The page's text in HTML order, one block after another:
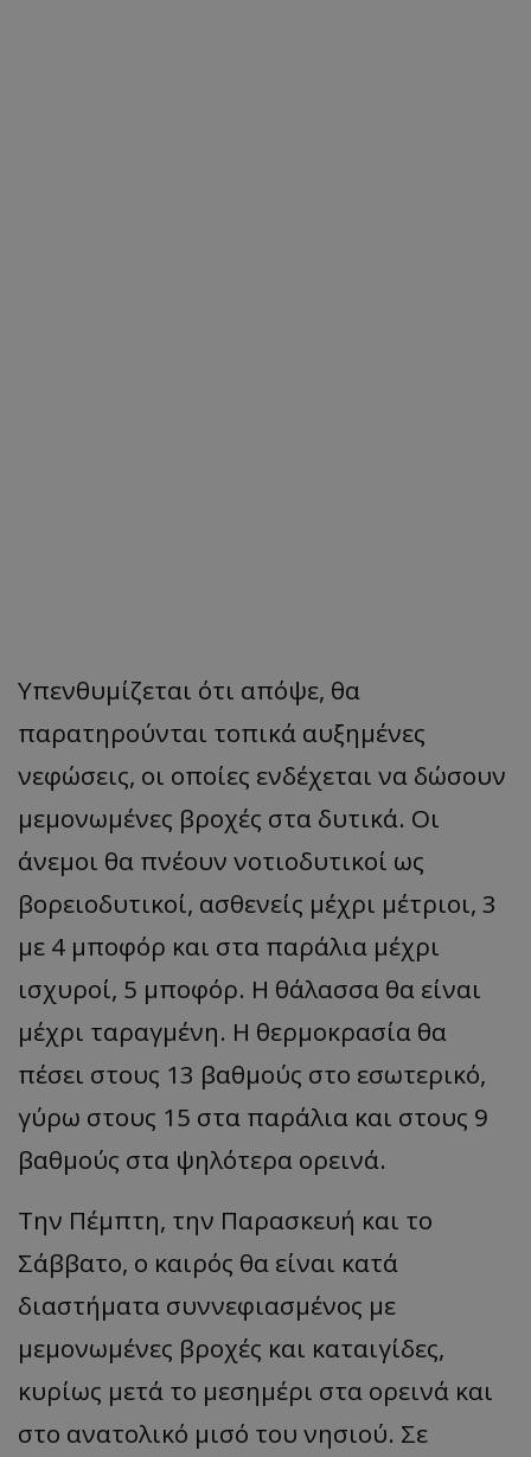
Υπενθυμίζεται ότι απόψε, θα
παρατηρούνται τοπικά αυξημένες
νεφώσεις, οι οποίες ενδέχεται να δώσουν
μεμονωμένες βροχές στα δυτικά. Οι
άνεμοι θα πνέουν νοτιοδυτικοί ως
βορειοδυτικοί, ασθενείς μέχρι μέτριοι, 3
με 4 μποφόρ και στα παράλια μέχρι
ισχυροί, 5 μποφόρ. Η θάλασσα θα είναι
μέχρι ταραγμένη. Η θερμοκρασία θα
πέσει στους 13 βαθμούς στο εσωτερικό,
γύρω στους 15 στα παράλια και στους 9
βαθμούς στα ψηλότερα ορεινά.
Την Πέμπτη, την Παρασκευή και το
Σάββατο, ο καιρός θα είναι κατά
διαστήματα συννεφιασμένος με
μεμονωμένες βροχές και καταιγίδες,
κυρίως μετά το μεσημέρι στα ορεινά και
στο ανατολικό μισό του νησιού. Σε